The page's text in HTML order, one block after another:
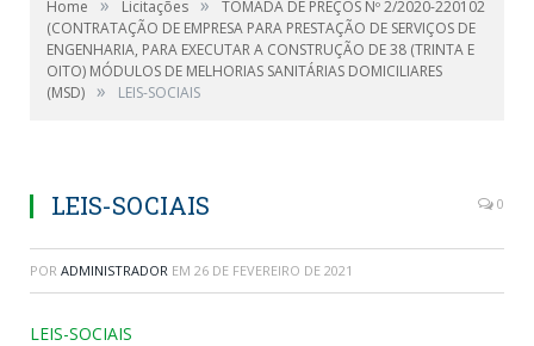
Home Licitações
TOMADA DE PREÇOS Nº 2/2020-220102
(CONTRATAÇÃO DE EMPRESA PARA PRESTAÇÃO DE SERVIÇOS DE
ENGENHARIA, PARA EXECUTAR A CONSTRUÇÃO DE 38 (TRINTA E
OITO) MÓDULOS DE MELHORIAS SANITÁRIAS DOMICILIARES
(MSD) » LEIS-SOCIAIS
LEIS-SOCIAIS 0
POR ADMINISTRADOR EM 26 DE FEVEREIRO DE 2021
LEIS-SOCIAIS